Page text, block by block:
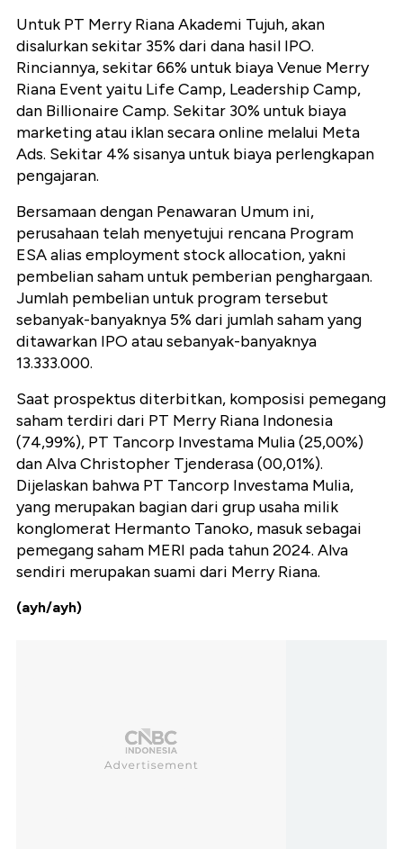
Untuk PT Merry Riana Akademi Tujuh, akan
disalurkan sekitar 35% dari dana hasil IPO.
Rinciannya, sekitar 66% untuk biaya Venue Merry
Riana Event yaitu Life Camp, Leadership Camp,
dan Billionaire Camp. Sekitar 30% untuk biaya
marketing atau iklan secara online melalui Meta
Ads. Sekitar 4% sisanya untuk biaya perlengkapan
pengajaran.
Bersamaan dengan Penawaran Umum ini,
perusahaan telah menyetujui rencana Program
ESA alias employment stock allocation, yakni
pembelian saham untuk pemberian penghargaan.
Jumlah pembelian untuk program tersebut
sebanyak-banyaknya 5% dari jumlah saham yang
ditawarkan IPO atau sebanyak-banyaknya
13.333.000.
Saat prospektus diterbitkan, komposisi pemegang
saham terdiri dari PT Merry Riana Indonesia
(74,99%), PT Tancorp Investama Mulia (25,00%)
dan Alva Christopher Tjenderasa (00,01%).
Dijelaskan bahwa PT Tancorp Investama Mulia,
yang merupakan bagian dari grup usaha milik
konglomerat Hermanto Tanoko, masuk sebagai
pemegang saham MERI pada tahun 2024. Alva
sendiri merupakan suami dari Merry Riana.
(ayh/ayh)